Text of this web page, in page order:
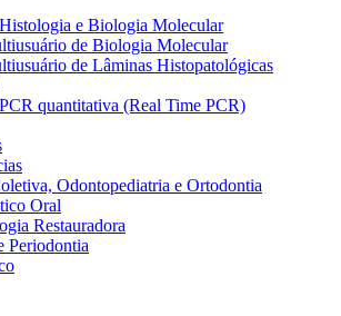
e Biologia Molecular
de Biologia Molecular
de Lâminas Histopatológicas
quantitativa (Real Time PCR)
Odontopediatria e Ortodontia
Oral
Restauradora
Periodontia